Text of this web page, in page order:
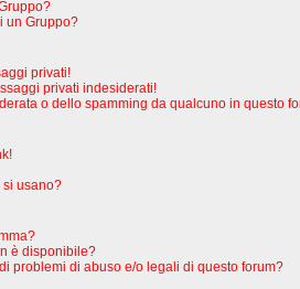
un Gruppo?
privati!
privati indesiderati!
o dello spamming da qualcuno in questo
si usano?
è disponibile?
problemi di abuso e/o legali di questo forum?